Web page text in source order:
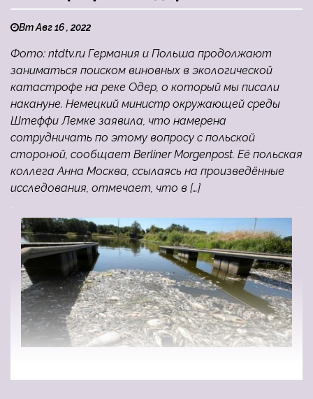
Вт Авг 16 , 2022
Фото: ntdtv.ru Германия и Польша продолжают
заниматься поиском виновных в экологической
катастрофе на реке Одер, о который мы писали
накануне. Немецкий министр окружающей среды
Штеффи Лемке заявила, что намерена
сотрудничать по этому вопросу с польской
стороной, сообщает Berliner Morgenpost. Её польская
коллега Анна Москва, ссылаясь на произведённые
исследования, отмечает, что в […]